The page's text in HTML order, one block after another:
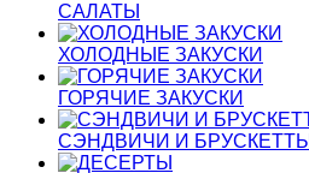
САЛАТЫ
ХОЛОДНЫЕ ЗАКУСКИ
ГОРЯЧИЕ ЗАКУСКИ
СЭНДВИЧИ И БРУСКЕТТЫ